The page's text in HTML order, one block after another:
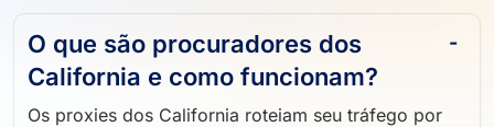
O que são procuradores dos
California e como funcionam?